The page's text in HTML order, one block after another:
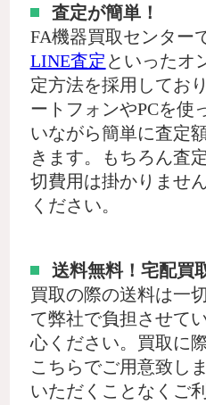
査定が簡単！
FA機器買取センター
LINE査定 といったオ
定方法を採用してお
ートフォンやPCを使
いながら簡単に査定
きます。もちろん査
切費用は掛かりませ
ください。
送料無料！宅配買
買取の際の送料は一
て弊社で負担させて
心ください。買取に
こちらでご用意致し
いただくことなくご